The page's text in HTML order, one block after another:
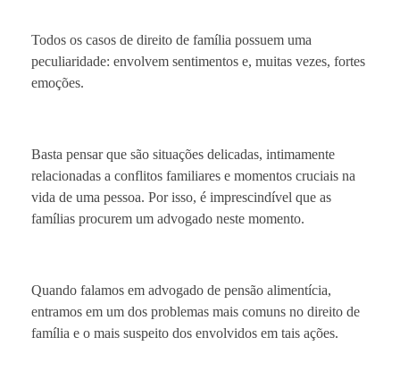
Todos os casos de direito de família possuem uma
peculiaridade: envolvem sentimentos e, muitas vezes, fortes
emoções.
Basta pensar que são situações delicadas, intimamente
relacionadas a conflitos familiares e momentos cruciais na
vida de uma pessoa. Por isso, é imprescindível que as
famílias procurem um advogado neste momento.
Quando falamos em advogado de pensão alimentícia,
entramos em um dos problemas mais comuns no direito de
família e o mais suspeito dos envolvidos em tais ações.